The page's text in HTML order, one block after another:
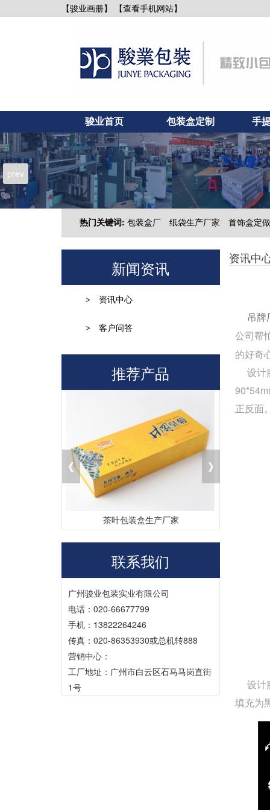
【骏业画册】 【查看手机网站】
骏业首页 包装盒定制 手
新闻资讯 联系骏业
prev
热门关键词: 包装盒厂 纸袋生产厂家 首饰盒定做
新闻资讯
> 资讯中心
> 客户问答
推荐产品
茶叶包装盒生产厂家
联系我们
广州骏业包装实业有限公司
电话：020-66677799
手机：13822264246
传真：020-86353930或总机转888
营销中心：
工厂地址：广州市白云区石马马岗直街
1号
资讯中
吊牌
公司帮
的好奇
设计
正反面。
设计
填充为